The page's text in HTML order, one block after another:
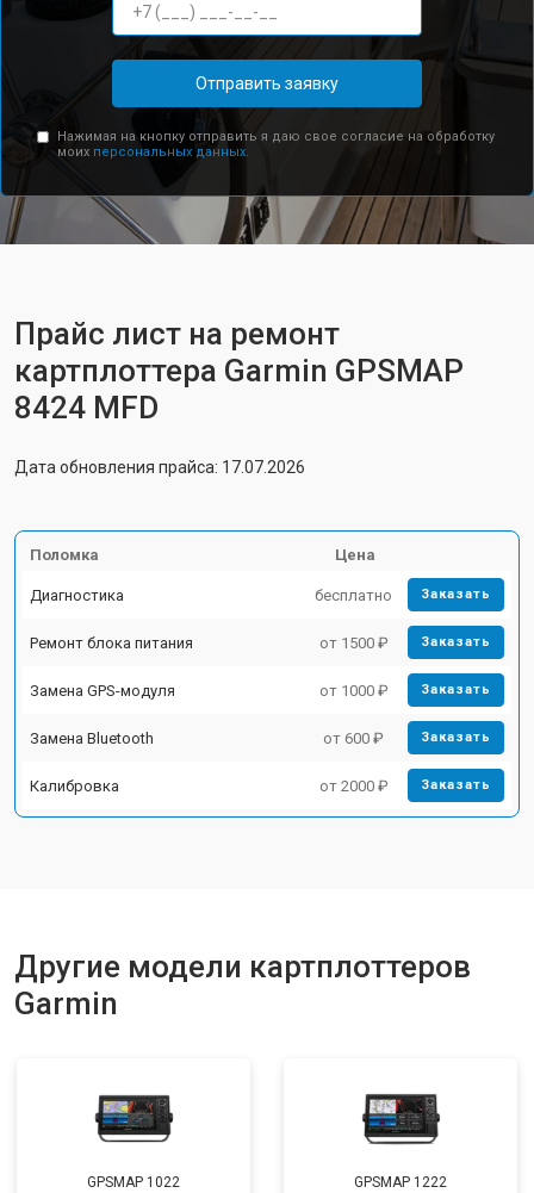
Отправить заявку
Нажимая на кнопку отправить я даю свое согласие на обработку
моих персональных данных.
Прайс лист на ремонт
картплоттера Garmin GPSMAP
8424 MFD
Дата обновления прайса: 17.07.2026
Поломка Цена
Диагностика бесплатно Заказать
Ремонт блока питания от 1500 ₽ Заказать
Замена GPS-модуля от 1000 ₽ Заказать
Замена Bluetooth от 600 ₽ Заказать
Калибровка от 2000 ₽ Заказать
Другие модели картплоттеров
Garmin
GPSMAP 1022 GPSMAP 1222